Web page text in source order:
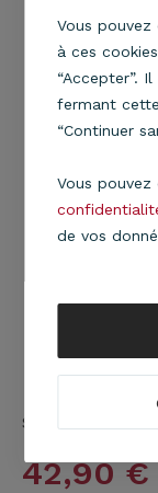
Suspension
42,90€
Vous
à ces
“Accepter”.
fermant
“Continuer
Vous
de vos